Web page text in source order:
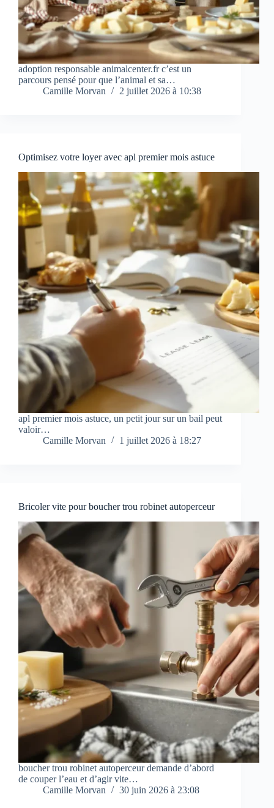
adoption responsable animalcenter.fr c’est un
parcours pensé pour que l’animal et sa…
Camille Morvan
2 juillet 2026 à 10:38
Optimisez votre loyer avec apl premier mois astuce
apl premier mois astuce, un petit jour sur un bail peut
valoir…
Camille Morvan
1 juillet 2026 à 18:27
Bricoler vite pour boucher trou robinet autoperceur
boucher trou robinet autoperceur demande d’abord
de couper l’eau et d’agir vite…
Camille Morvan
30 juin 2026 à 23:08